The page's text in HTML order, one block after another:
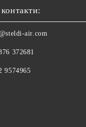
air.com
372681
9574965